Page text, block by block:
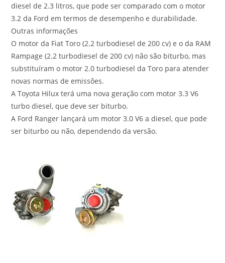
diesel de 2.3 litros, que pode ser comparado com o motor
3.2 da Ford em termos de desempenho e durabilidade.
Outras informações
O motor da Fiat Toro (2.2 turbodiesel de 200 cv) e o da RAM
Rampage (2.2 turbodiesel de 200 cv) não são biturbo, mas
substituíram o motor 2.0 turbodiesel da Toro para atender
novas normas de emissões.
A Toyota Hilux terá uma nova geração com motor 3.3 V6
turbo diesel, que deve ser biturbo.
A Ford Ranger lançará um motor 3.0 V6 a diesel, que pode
ser biturbo ou não, dependendo da versão.